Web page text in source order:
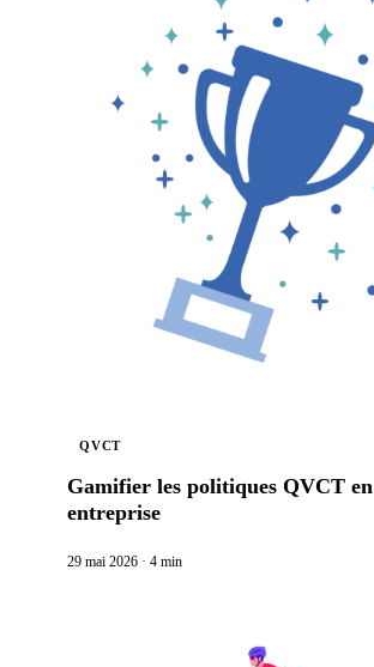
QVCT
Gamifier les politiques QVCT en
entreprise
29 mai 2026 · 4 min